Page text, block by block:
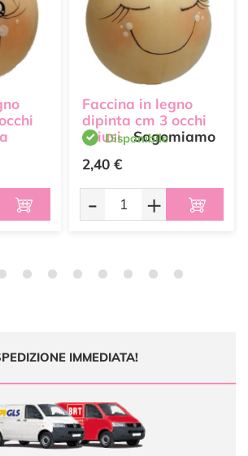
Faccina in legno
dipinta cm 3 occhi
chiusi Sagomiamo
Disponibile
2,40 €
- +
IMMEDIATA!